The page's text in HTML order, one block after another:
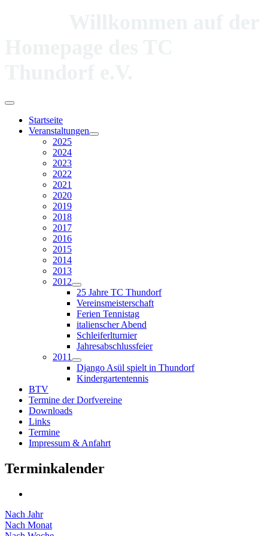
Startseite
Veranstaltungen
2025
2024
2023
2022
2021
2020
2019
2018
2017
2016
2015
2014
2013
2012
25 Jahre TC Thundorf
Vereinsmeisterschaft
Ferien Tennistag
italienscher Abend
Schleiferlturnier
Jahresabschlussfeier
2011
Django Asül spielt in Thundorf
Kindergartentennis
BTV
Termine der Dorfvereine
Downloads
Links
Termine
Impressum & Anfahrt
Terminkalender
Nach Jahr
Nach Monat